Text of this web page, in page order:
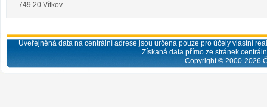
749 20 Vítkov
Uveřejněná data na centrální adrese jsou určena pouze pro účely vlastní
Získaná data přímo ze stránek
Copyright © 2000-2026